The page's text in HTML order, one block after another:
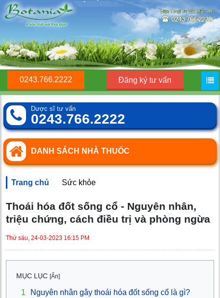
0243.766.2222 Đăng ký tư vấn
Dược sĩ tư vấn
0243.766.2222
DANH SÁCH NHÀ THUỐC
Trang chủ Sức khỏe
Thoái hóa đốt sống cổ - Nguyên nhân,
triệu chứng, cách điều trị và phòng ngừa
Thứ sáu, 24-03-2023 16:15 PM
MỤC LỤC [Ẩn]
1
Nguyên nhân gây thoái hóa đốt sống cổ là gì?